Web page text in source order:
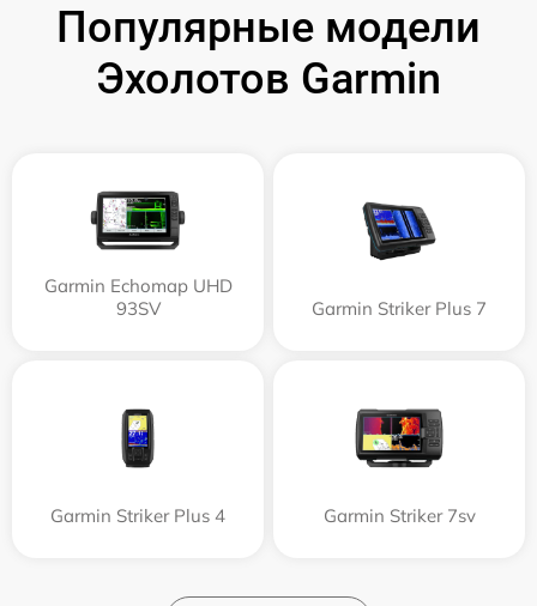
Популярные модели
Эхолотов Garmin
Garmin Echomap UHD
93SV
Garmin Striker Plus 7
Garmin Striker Plus 4 Garmin Striker 7sv